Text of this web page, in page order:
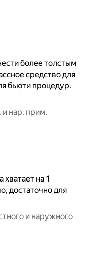
более толстым
средство для
бьюти процедур.
нар. прим.
на 1
достаточно для
и наружного